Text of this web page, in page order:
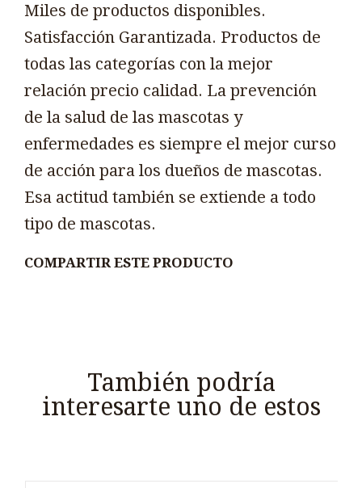
Miles de productos disponibles.
Satisfacción Garantizada. Productos de
todas las categorías con la mejor
relación precio calidad. La prevención
de la salud de las mascotas y
enfermedades es siempre el mejor curso
de acción para los dueños de mascotas.
Esa actitud también se extiende a todo
tipo de mascotas.
COMPARTIR ESTE PRODUCTO
También podría
interesarte uno de estos